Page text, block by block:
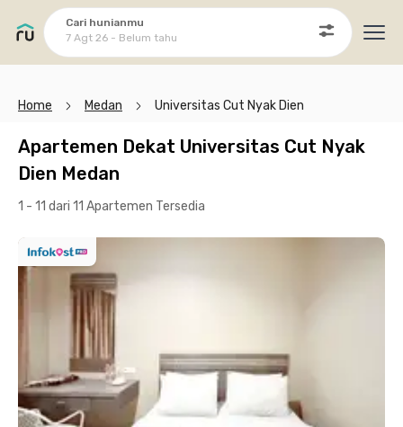
Cari hunianmu
7 Agt 26 - Belum tahu
Home Medan Universitas Cut Nyak Dien
Apartemen Dekat Universitas Cut Nyak
Dien Medan
1 - 11 dari 11 Apartemen Tersedia